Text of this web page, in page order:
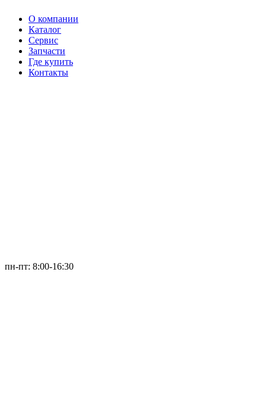
О компании
Каталог
Сервис
Запчасти
Где купить
Контакты
пн-пт: 8:00-16:30